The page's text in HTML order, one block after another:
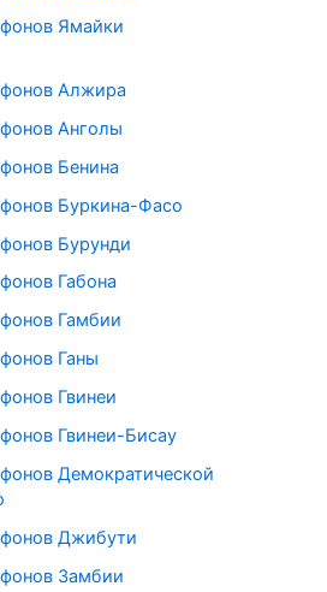
Ямайки
Алжира
Анголы
Бенина
Буркина-Фасо
Бурунди
Габона
Гамбии
Ганы
Гвинеи
Гвинеи-Бисау
Демократической
Джибути
Замбии